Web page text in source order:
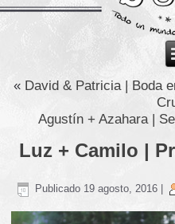
« David & Patricia | Boda
Agustín + Azahara |
Luz + Camilo |
Publicado 19 agosto, 2016